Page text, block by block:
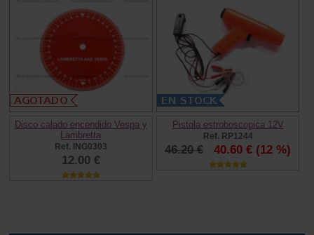
Disco calado encendido Vespa y
Lambretta
Ref. ING0303
12.00 €
Pistola estroboscopica 12V
Ref. RP1244
46.20 € 40.60 € (12 %)